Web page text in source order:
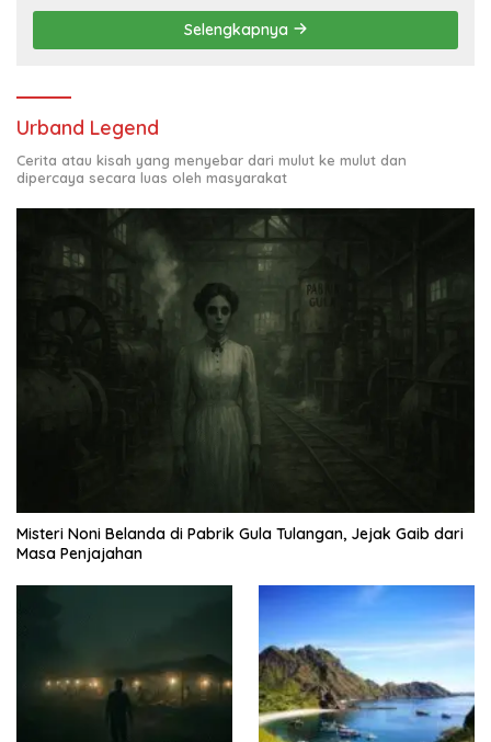
Selengkapnya
Urband Legend
Cerita atau kisah yang menyebar dari mulut ke mulut dan
dipercaya secara luas oleh masyarakat
Misteri Noni Belanda di Pabrik Gula Tulangan, Jejak Gaib dari
Masa Penjajahan